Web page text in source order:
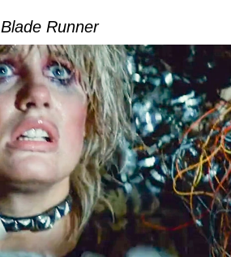
Blade Runner